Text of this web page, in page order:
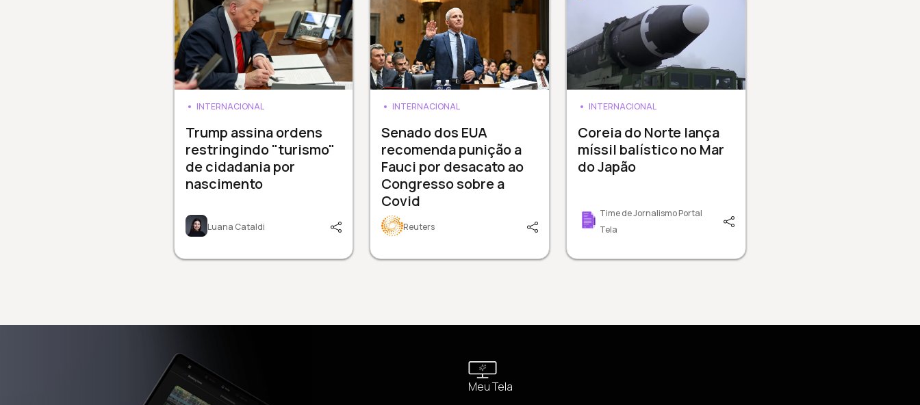
INTERNACIONAL
Trump assina ordens
restringindo "turismo"
de cidadania por
nascimento
Luana Cataldi
INTERNACIONAL
Senado dos EUA
recomenda punição a
Fauci por desacato ao
Congresso sobre a
Covid
Reuters
INTERNACIONAL
Coreia do Norte lança
míssil balístico no Mar
do Japão
Time de Jornalismo Portal
Tela
Meu Tela